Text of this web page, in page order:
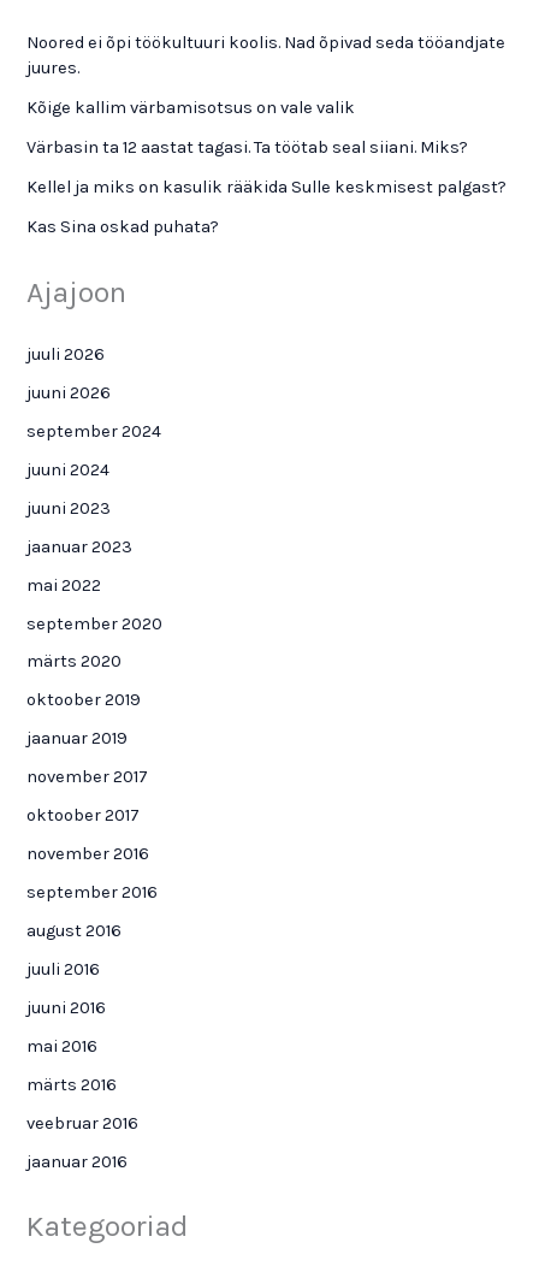
Noored ei õpi töökultuuri koolis. Nad õpivad seda tööandjate
juures.
Kõige kallim värbamisotsus on vale valik
Värbasin ta 12 aastat tagasi. Ta töötab seal siiani. Miks?
Kellel ja miks on kasulik rääkida Sulle keskmisest palgast?
Kas Sina oskad puhata?
Ajajoon
juuli 2026
juuni 2026
september 2024
juuni 2024
juuni 2023
jaanuar 2023
mai 2022
september 2020
märts 2020
oktoober 2019
jaanuar 2019
november 2017
oktoober 2017
november 2016
september 2016
august 2016
juuli 2016
juuni 2016
mai 2016
märts 2016
veebruar 2016
jaanuar 2016
Kategooriad